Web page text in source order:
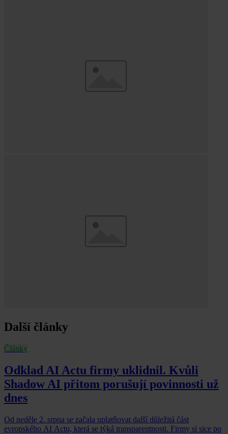
Další články
Články
Odklad AI Actu firmy uklidnil. Kvůli
Shadow AI přitom porušují povinnosti už
dnes
Od neděle 2. srpna se začala uplatňovat další důležitá část
evropského AI Actu, která se týká transparentnosti. Firmy si sice po